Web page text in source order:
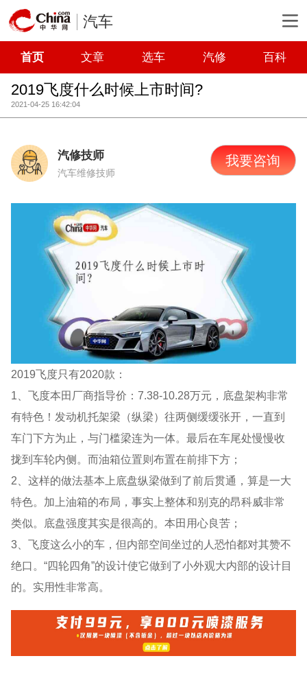
汽车
首页 文章 选车 汽修 百科
2019飞度什么时候上市时间?
2021-04-25 16:42:04
汽修技师
汽车维修技师
我要咨询
2019飞度只有2020款：
1、飞度本田厂商指导价：7.38-10.28万元，底盘架构非常
有特色！发动机托架梁（纵梁）往两侧缓缓张开，一直到
车门下方为止，与门槛梁连为一体。最后在车尾处慢慢收
拢到车轮内侧。而油箱位置则布置在前排下方；
2、这样的做法基本上底盘纵梁做到了前后贯通，算是一大
特色。加上油箱的布局，事实上整体和别克的昂科威非常
类似。底盘强度其实是很高的。本田用心良苦；
3、飞度这么小的车，但内部空间坐过的人恐怕都对其赞不
绝口。“四轮四角”的设计使它做到了小外观大内部的设计目
的。实用性非常高。